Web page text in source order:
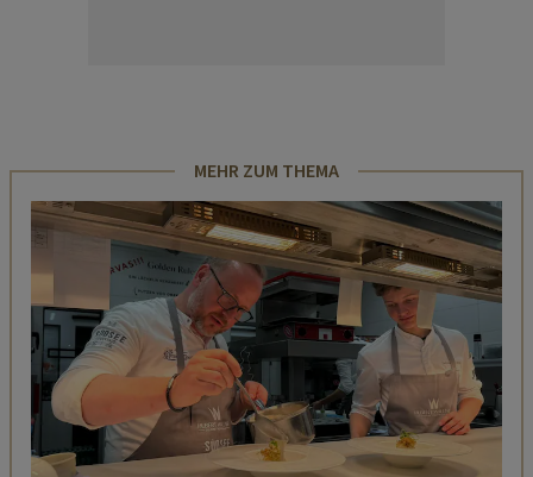
MEHR ZUM THEMA